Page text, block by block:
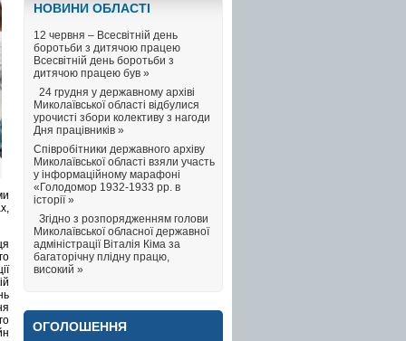
НОВИНИ ОБЛАСТI
12 червня – Всесвітній день
боротьби з дитячою працею
Всесвітній день боротьби з
дитячою працею був »
24 грудня у державному архіві
Миколаївської області відбулися
урочисті збори колективу з нагоди
Дня працівників »
Співробітники державного архіву
Миколаївської області взяли участь
у інформаційному марафоні
«Голодомор 1932-1933 рр. в
історії »
Згідно з розпорядженням голови
Миколаївської обласної державної
адміністрації Віталія Кіма за
багаторічну плідну працю,
високий »
ОГОЛОШЕННЯ